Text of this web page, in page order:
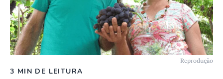
Reprodução
3 MIN DE LEITURA